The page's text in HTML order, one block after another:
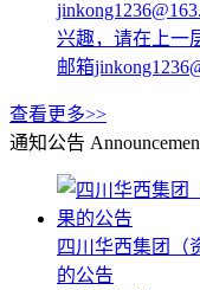
兴趣，请在上一
邮箱
查看更多>>
通知公告
四川华西集团（
的公告